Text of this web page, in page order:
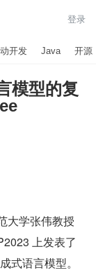
登录
开发 Java 开源
模型的复
大学张伟教授
上发表了
式语言模型。